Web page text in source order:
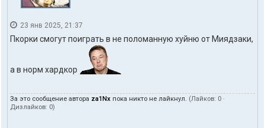
23 янв 2025, 21:37
Пкорки смогут поиграть в не поломанную хуйню от Миядзаки,
а в норм хардкор
За это сообщение автора za1Nx пока никто не лайкнул. (Лайков: 0 ·
Дизлайков: 0)